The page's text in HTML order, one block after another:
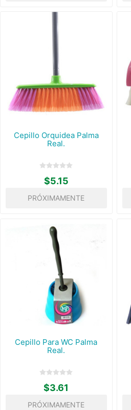
Cepillo Orquidea Palma
Real.
$5.15
PRÓXIMAMENTE
Cepillo Para WC Palma
Real.
$3.61
PRÓXIMAMENTE